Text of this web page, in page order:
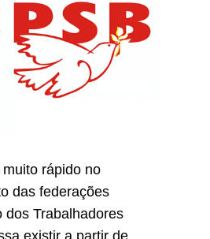
rápido no
das federações
dos Trabalhadores
existir a partir de